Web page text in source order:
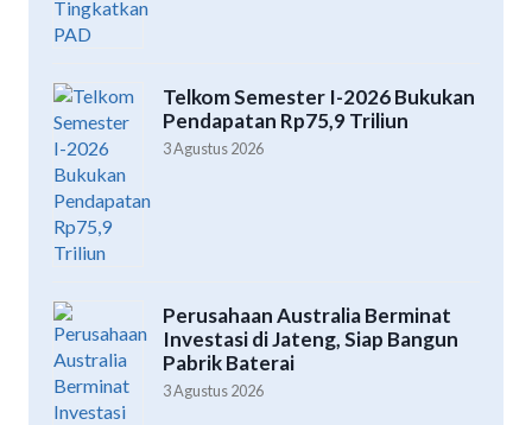
Telkom Semester I-2026 Bukukan
Pendapatan Rp75,9 Triliun
3 Agustus 2026
Perusahaan Australia Berminat
Investasi di Jateng, Siap Bangun
Pabrik Baterai
3 Agustus 2026